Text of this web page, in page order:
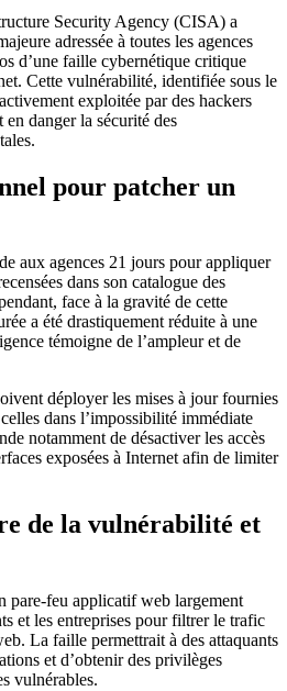
Security Agency (CISA) a
adressée à toutes les agences
d’une faille cybernétique critique
Cette vulnérabilité, identifiée sous le
exploitée par des hackers
danger la sécurité des
pour patcher un
aux agences 21 jours pour appliquer
dans son catalogue des
face à la gravité de cette
a été drastiquement réduite à une
témoigne de l’ampleur et de
déployer les mises à jour fournies
dans l’impossibilité immédiate
notamment de désactiver les accès
exposées à Internet afin de limiter
de la vulnérabilité et
pare-feu applicatif web largement
et les entreprises pour filtrer le trafic
La faille permettrait à des attaquants
et d’obtenir des privilèges
vulnérables.